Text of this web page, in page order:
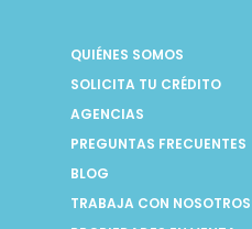
QUIÉNES SOMOS
SOLICITA TU CRÉDITO
AGENCIAS
PREGUNTAS FRECUENTES
BLOG
TRABAJA CON NOSOTROS